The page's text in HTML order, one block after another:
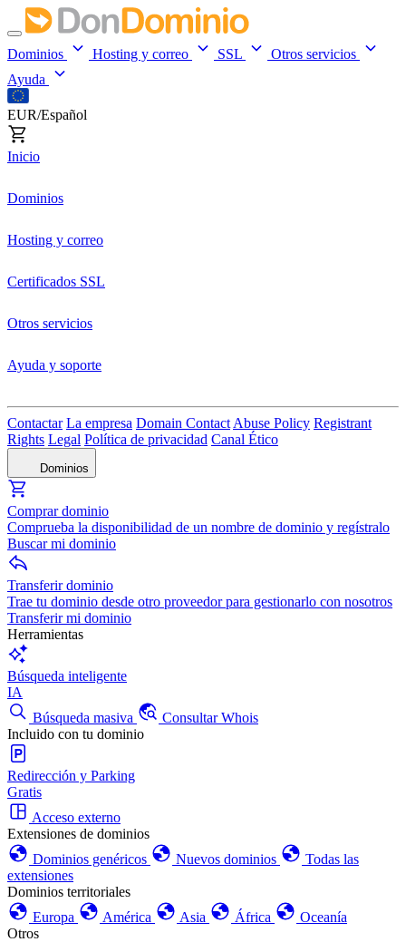
Dominios Hosting y correo SSL
Otros servicios
Ayuda
EUR/Español
Inicio
Dominios
Hosting y correo
Certificados SSL
Otros servicios
Ayuda y soporte
Contactar La empresa Domain Contact Abuse Policy Registrant
Rights Legal Política de privacidad Canal Ético
Dominios
Comprar dominio
Comprueba la disponibilidad de un nombre de dominio y regístralo
Buscar mi dominio
Transferir dominio
Trae tu dominio desde otro proveedor para gestionarlo con nosotros
Transferir mi dominio
Herramientas
Búsqueda inteligente
IA
Búsqueda masiva
Consultar Whois
Incluido con tu dominio
Redirección y Parking
Gratis
Acceso externo
Extensiones de dominios
Dominios genéricos
Nuevos dominios
Todas las
extensiones
Dominios territoriales
Europa
América Asia África
Oceanía
Otros